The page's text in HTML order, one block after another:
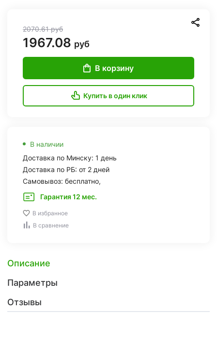
2070.61руб
1967.08 руб
В корзину
Купить в один клик
В наличии
Доставка по Минску: 1 день
Доставка по РБ: от 2 дней
Самовывоз: бесплатно,
Гарантия 12 мес.
В избранное
В сравнение
Описание
Параметры
Отзывы